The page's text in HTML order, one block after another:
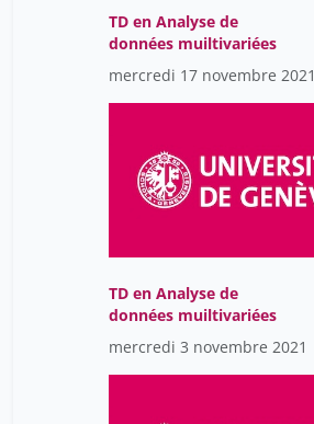
TD en Analyse de
données muiltivariées
mercredi 17 novembre 2021
TD en Analyse de
données muiltivariées
mercredi 3 novembre 2021